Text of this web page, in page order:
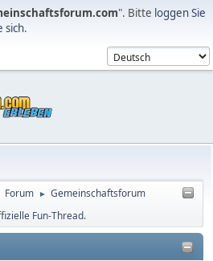
". Bitte loggen Sie
sich.
Forum ► Gemeinschaftsforum
Fun-Thread.